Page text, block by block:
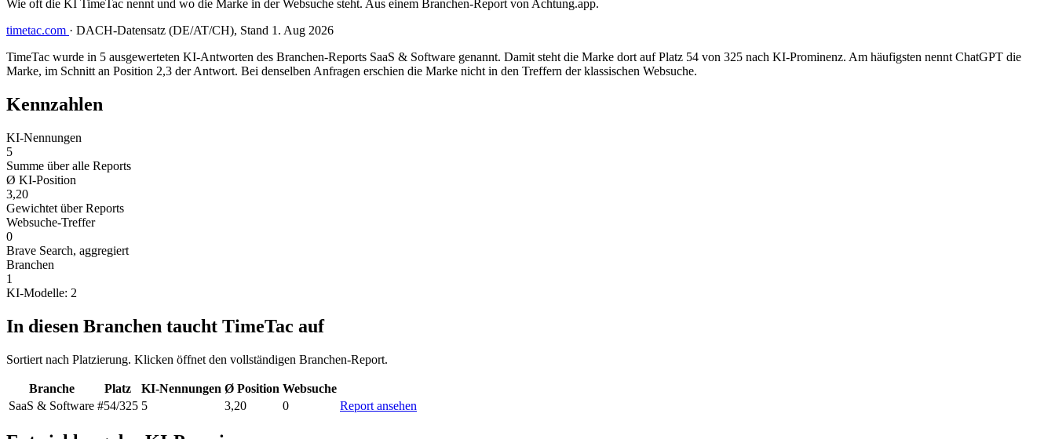
Wie oft die KI TimeTac nennt und wo die Marke in der Websuche steht. Aus einem Branchen-Report von Achtung.app.
timetac.com · DACH-Datensatz (DE/AT/CH), Stand 1. Aug 2026
TimeTac wurde in 5 ausgewerteten KI-Antworten des Branchen-Reports SaaS & Software genannt. Damit steht die Marke dort auf Platz 54 von 325 nach KI-Prominenz. Am häufigsten nennt ChatGPT die
Marke, im Schnitt an Position 2,3 der Antwort. Bei denselben Anfragen erschien die Marke nicht in den Treffern der klassischen Websuche.
Kennzahlen
KI-Nennungen
5
Summe über alle Reports
Ø KI-Position
3,20
Gewichtet über Reports
Websuche-Treffer
0
Brave Search, aggregiert
Branchen
1
KI-Modelle: 2
In diesen Branchen taucht TimeTac auf
Sortiert nach Platzierung. Klicken öffnet den vollständigen Branchen-Report.
Branche Platz KI-Nennungen Ø Position Websuche
SaaS & Software #54/325 5 3,20 0 Report ansehen